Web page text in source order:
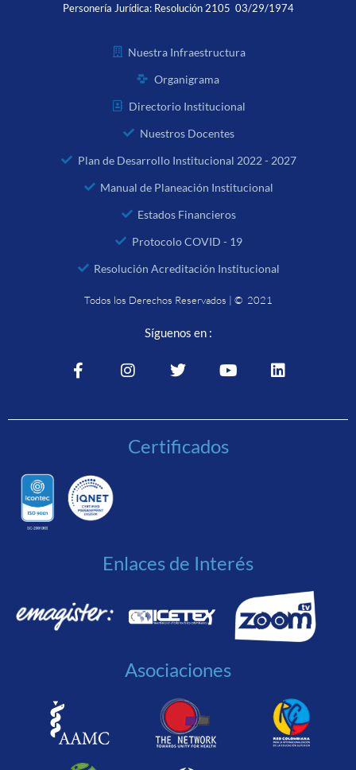
Personería Jurídica: Resolución 2105 03/29/1974
Nuestra Infraestructura
Organigrama
Directorio Institucional
Nuestros Docentes
Plan de Desarrollo Institucional 2022 - 2027
Manual de Planeación Institucional
Estados Financieros
Protocolo COVID - 19
Resolución Acreditación Institucional
Todos los Derechos Reservados | © 2021
Síguenos en :
Certificados
Enlaces de Interés
Asociaciones